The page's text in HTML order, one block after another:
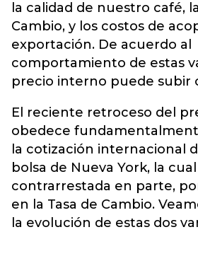
la calidad de nuestro café,
Cambio, y los costos de
exportación. De acuerdo al
comportamiento de estas
precio interno puede subir
El reciente retroceso del
obedece
la cotización internacional
bolsa de Nueva York, la
contrarrestada en parte,
en la Tasa de Cambio.
la evolución de estas dos